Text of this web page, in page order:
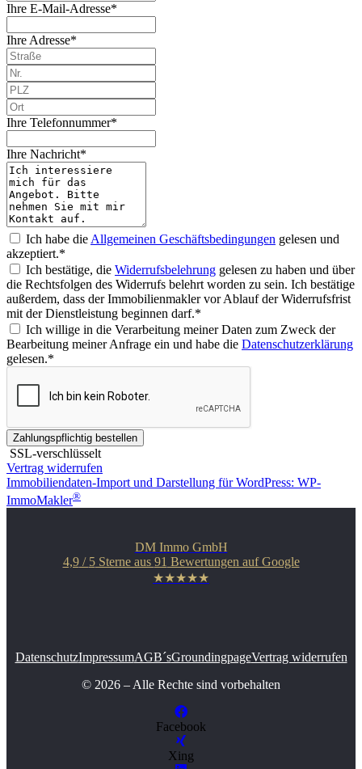
Ihre E-Mail-Adresse*
Ihre Adresse*
Ihre Telefonnummer*
Ihre Nachricht*
Ich habe die Allgemeinen Geschäftsbedingungen gelesen und
akzeptiert.*
Ich bestätige, die Widerrufsbelehrung gelesen zu haben und über
die Rechtsfolgen des Widerrufs belehrt worden zu sein. Ich bestätige
außerdem, dass der Immobilienmakler vor Ablauf der Widerrufsfrist
mit der Dienstleistung beginnen darf.*
Ich willige in die Verarbeitung meiner Daten zum Zweck der
Bearbeitung meiner Anfrage ein und habe die Datenschutzerklärung
gelesen.*
Zahlungspflichtig bestellen
SSL-verschlüsselt
Vertrag widerrufen
Immobiliendaten-Import und Darstellung für WordPress: WP-
ImmoMakler®
DM Immo GmbH
4,9/ 5Sterne aus 91 Bewertungen auf Google
★★★★★
DatenschutzImpressumAGB´sGroundingpageVertrag widerrufen
© 2026 – Alle Rechte sind vorbehalten
Facebook
Xing